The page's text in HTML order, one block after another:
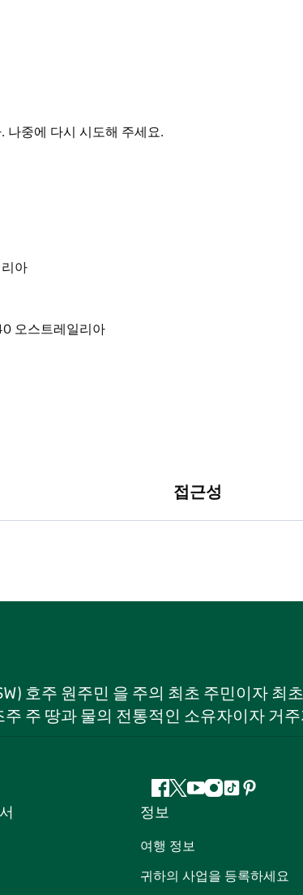
나중에 다시 시도해 주세요.
아
접근성
호주 원주민 을 주의 최초 주민이자 최
주 주 땅과 물의 전통적인 소유자이자 거
페
이
북
지
다
유 인
램
틱
핀
트
정보
여행 정보
귀하의 사업을 등록하세요